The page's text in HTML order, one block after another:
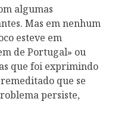
algumas
Mas em nenhum
esteve em
de Portugal» ou
que foi exprimindo
que se
persiste,